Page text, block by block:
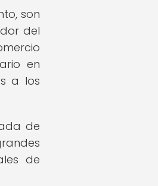
son
del
en
a los
de
de